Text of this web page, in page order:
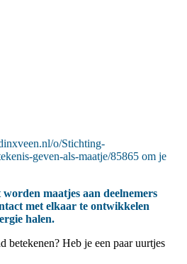
o/Stichting-
geven-als-maatje/85865 om je
maatjes aan deelnemers
met elkaar te ontwikkelen
halen.
betekenen? Heb je een paar uurtjes